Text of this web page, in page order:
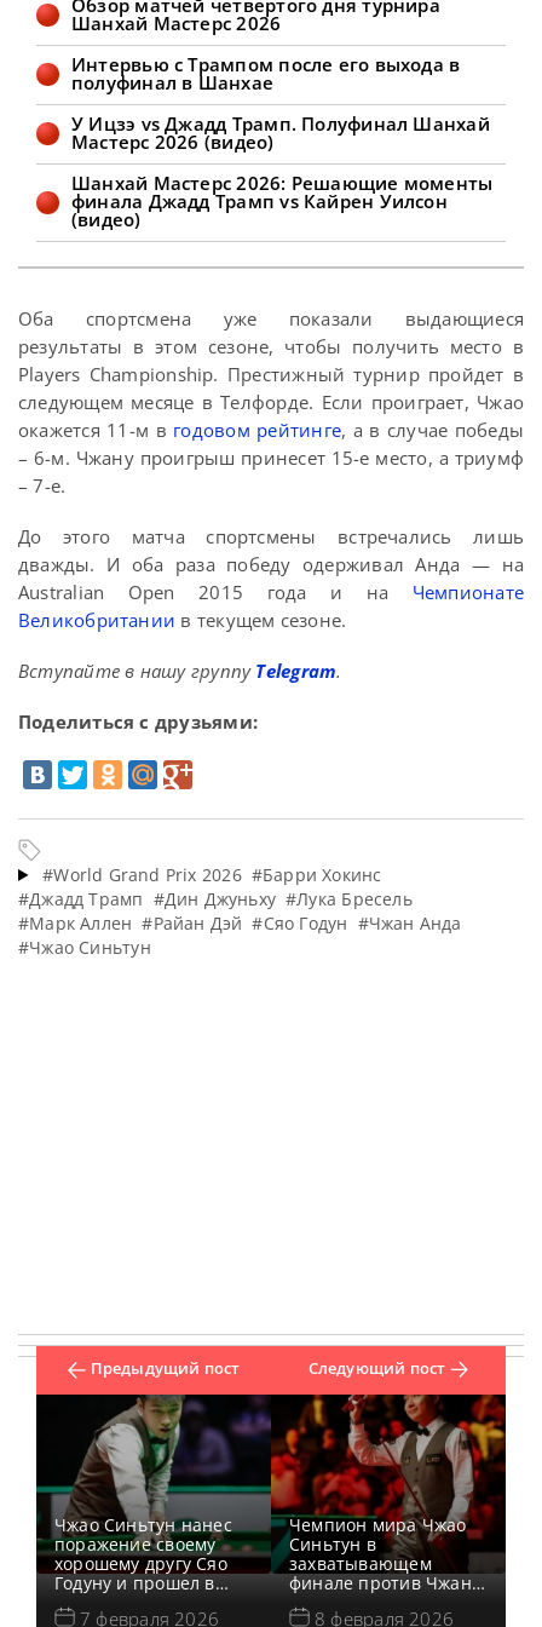
2026. Пара вышла на вторую сессию
со счетом 7-3 в пользу бристольца.
Затем во второй он взял стартовый
фрейм и лидировал 8-3. Сенчури в 103
очка позволил Кайрену отыграться
Шанхай Мастерс 2026
Интервью с Трампом после его выхода в
полуфинал в Шанхае
У Ицзэ vs Джадд Трамп. Полуфинал Шанхай
Мастерс 2026 (видео)
Шанхай Мастерс 2026: Решающие моменты
финала Джадд Трамп vs Кайрен Уилсон
(видео)
Оба спортсмена уже показали выдающиеся
результаты в этом сезоне, чтобы получить место в
Players Championship. Престижный турнир пройдет в
следующем месяце в Телфорде. Если проиграет, Чжао
окажется 11-м в годовом рейтинге, а в случае победы
– 6-м. Чжану проигрыш принесет 15-е место, а триумф
– 7-е.
До этого матча спортсмены встречались лишь
дважды. И оба раза победу одерживал Анда — на
Australian Open 2015 года и на Чемпионате
Великобритании в текущем сезоне.
Вступайте в нашу группу Telegram.
Поделиться с друзьями:
#World Grand Prix 2026 #Барри Хокинс
#Джадд Трамп #Дин Джуньху #Лука Бресель
#Марк Аллен #Райан Дэй #Сяо Годун #Чжан Анда
#Чжао Синьтун
Предыдущий пост
Чжао Синьтун нанес
поражение своему
хорошему другу Сяо
Годуну и прошел в
финал на турнире
World Grand Prix 2026
7 февраля 2026
Следующий пост
Чемпион мира Чжао
Синьтун в
захватывающем
финале против Чжан
Анды одержал
невероятную победу и
8 февраля 2026